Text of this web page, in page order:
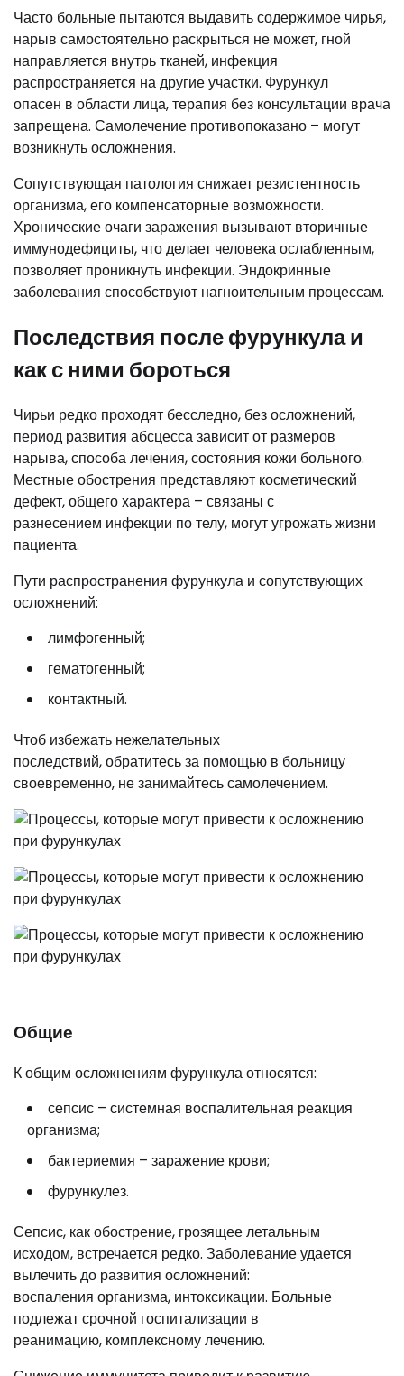
Часто больные пытаются выдавить содержимое чирья,
нарыв самостоятельно раскрыться не может, гной
направляется внутрь тканей, инфекция
распространяется на другие участки. Фурункул
опасен в области лица, терапия без консультации врача
запрещена. Самолечение противопоказано – могут
возникнуть осложнения.
Сопутствующая патология снижает резистентность
организма, его компенсаторные возможности.
Хронические очаги заражения вызывают вторичные
иммунодефициты, что делает человека ослабленным,
позволяет проникнуть инфекции. Эндокринные
заболевания способствуют нагноительным процессам.
Последствия после фурункула и
как с ними бороться
Чирьи редко проходят бесследно, без осложнений,
период развития абсцесса зависит от размеров
нарыва, способа лечения, состояния кожи больного.
Местные обострения представляют косметический
дефект, общего характера – связаны с
разнесением инфекции по телу, могут угрожать жизни
пациента.
Пути распространения фурункула и сопутствующих
осложнений:
лимфогенный;
гематогенный;
контактный.
Чтоб избежать нежелательных
последствий, обратитесь за помощью в больницу
своевременно, не занимайтесь самолечением.
Общие
К общим осложнениям фурункула относятся:
сепсис – системная воспалительная реакция
организма;
бактериемия – заражение крови;
фурункулез.
Сепсис, как обострение, грозящее летальным
исходом, встречается редко. Заболевание удается
вылечить до развития осложнений:
воспаления организма, интоксикации. Больные
подлежат срочной госпитализации в
реанимацию, комплексному лечению.